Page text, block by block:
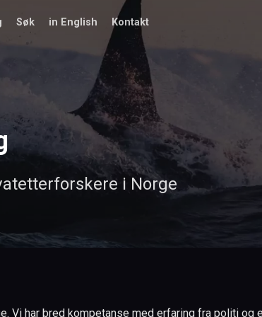
Søk in English Kontakt
i Norge
Vi har bred kompetanse med erfaring fra politi og